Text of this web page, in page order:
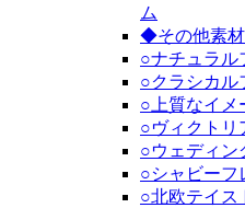
ム
◆その他素材
○ナチュラル
○クラシカル
○上質なイメ
○ヴィクトリ
○ウェディン
○シャビーフ
○北欧テイス